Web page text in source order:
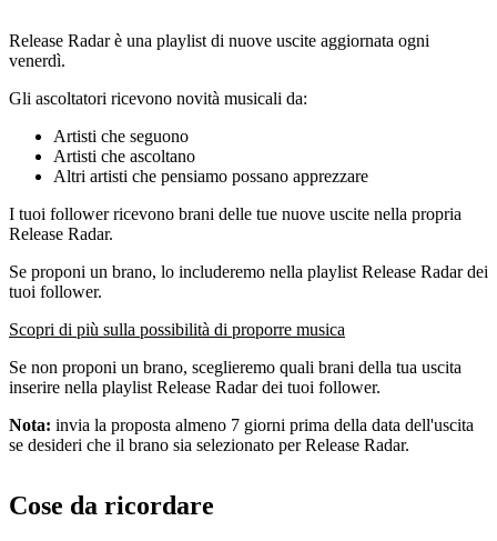
Release Radar è una playlist di nuove uscite aggiornata ogni
venerdì.
Gli ascoltatori ricevono novità musicali da:
Artisti che seguono
Artisti che ascoltano
Altri artisti che pensiamo possano apprezzare
I tuoi follower ricevono brani delle tue nuove uscite nella propria
Release Radar.
Se proponi un brano, lo includeremo nella playlist Release Radar dei
tuoi follower.
Scopri di più sulla possibilità di proporre musica
Se non proponi un brano, sceglieremo quali brani della tua uscita
inserire nella playlist Release Radar dei tuoi follower.
Nota: invia la proposta almeno 7 giorni prima della data dell'uscita
se desideri che il brano sia selezionato per Release Radar.
Cose da ricordare